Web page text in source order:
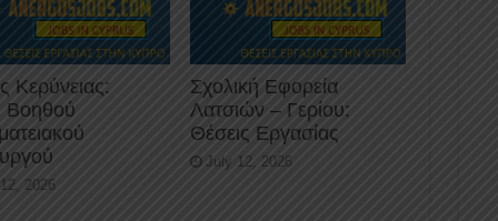
Κερύνειας:
Βοηθού
2026
Σχολική Εφορεία
Λατσιών – Γερίου:
Θέσεις Εργασίας
July 12, 2026